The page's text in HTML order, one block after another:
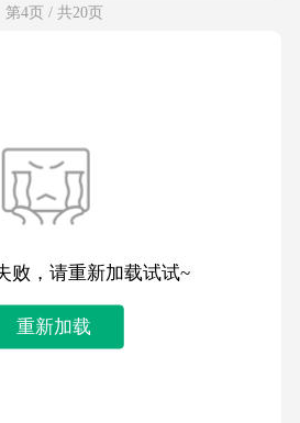
第4页 / 共20页
败，请重新加载试试~
重新加载